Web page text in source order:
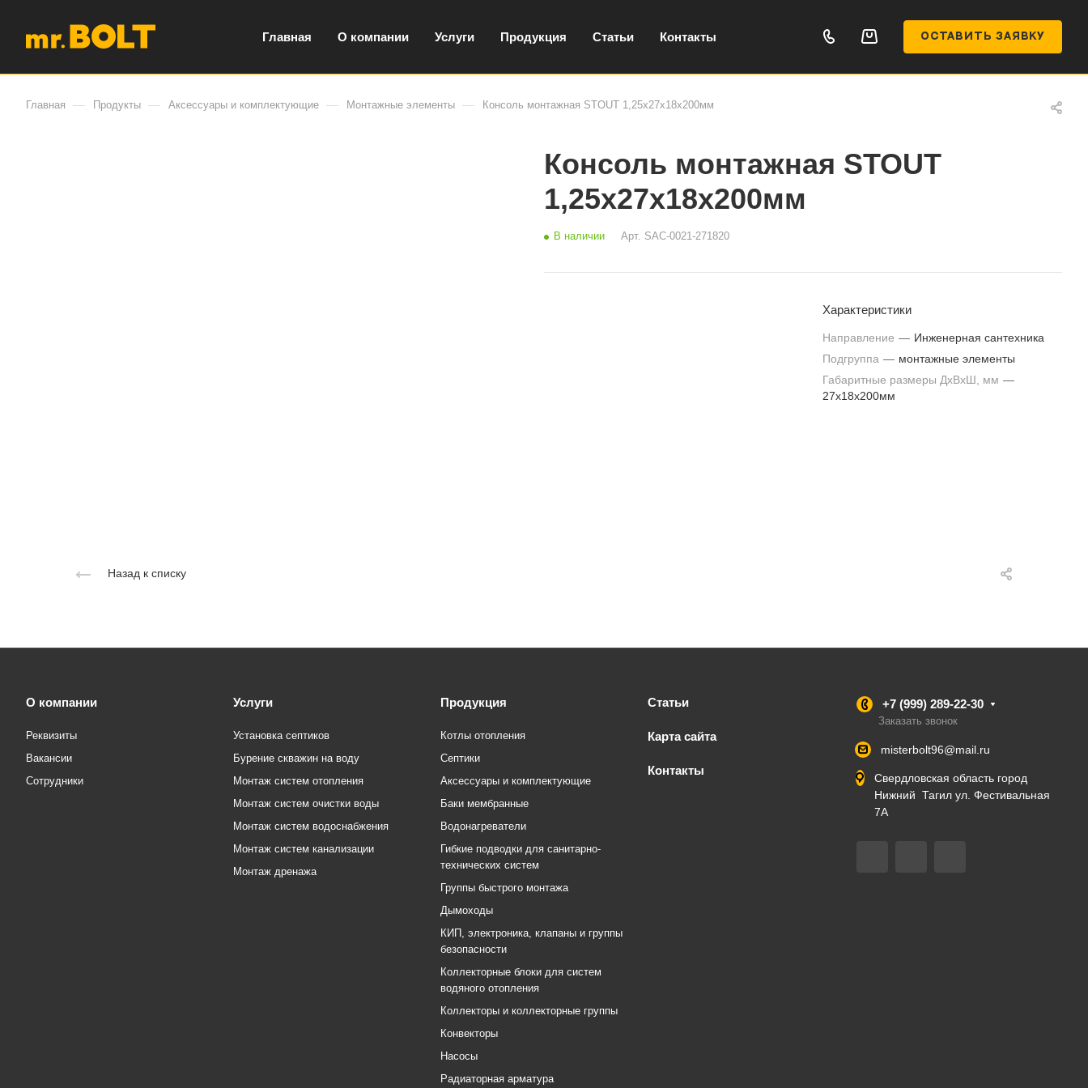
Главная О компании Услуги Продукция Статьи Контакты ОСТАВИТЬ ЗАЯВКУ
Главная — Продукты — Аксессуары и комплектующие — Монтажные элементы — Консоль монтажная STOUT 1,25х27х18х200мм
Консоль монтажная STOUT
1,25х27х18х200мм
В наличии Арт. SAC-0021-271820
Характеристики
Направление — Инженерная сантехника
Подгруппа — монтажные элементы
Габаритные размеры ДхВхШ, мм —
27х18х200мм
Назад к списку
О компании
Реквизиты
Вакансии
Сотрудники
Услуги
Установка септиков
Бурение скважин на воду
Монтаж систем отопления
Монтаж систем очистки воды
Монтаж систем водоснабжения
Монтаж систем канализации
Монтаж дренажа
Продукция
Котлы отопления
Септики
Аксессуары и комплектующие
Баки мембранные
Водонагреватели
Гибкие подводки для санитарно-
технических систем
Группы быстрого монтажа
Дымоходы
КИП, электроника, клапаны и группы
безопасности
Коллекторные блоки для систем
водяного отопления
Коллекторы и коллекторные группы
Конвекторы
Насосы
Радиаторная арматура
Статьи
Карта сайта
Контакты
+7 (999) 289-22-30
Заказать звонок
misterbolt96@mail.ru
Свердловская область город
Нижний Тагил ул. Фестивальная
7А